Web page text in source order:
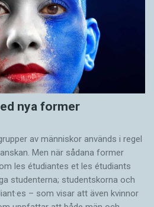
nya former
av människor används i regel
Men när sådana ­former
les étudiantes et les étudiants
studenterna; studentskorna och
– som visar att även kvinnor